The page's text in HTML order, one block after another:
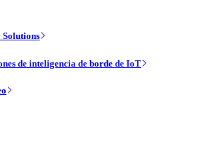
de inteligencia de borde de IoT